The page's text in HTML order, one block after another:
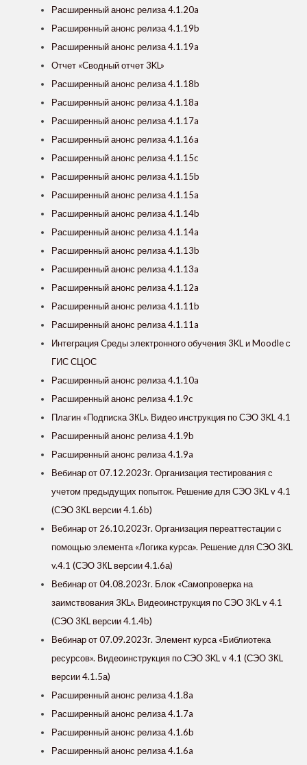
Расширенный анонс релиза 4.1.20a
Расширенный анонс релиза 4.1.19b
Расширенный анонс релиза 4.1.19a
Отчет «Сводный отчет 3KL»
Расширенный анонс релиза 4.1.18b
Расширенный анонс релиза 4.1.18a
Расширенный анонс релиза 4.1.17a
Расширенный анонс релиза 4.1.16a
Расширенный анонс релиза 4.1.15c
Расширенный анонс релиза 4.1.15b
Расширенный анонс релиза 4.1.15a
Расширенный анонс релиза 4.1.14b
Расширенный анонс релиза 4.1.14a
Расширенный анонс релиза 4.1.13b
Расширенный анонс релиза 4.1.13a
Расширенный анонс релиза 4.1.12a
Расширенный анонс релиза 4.1.11b
Расширенный анонс релиза 4.1.11a
Интеграция Cреды электронного обучения 3KL и Moodle с
ГИС СЦОС
Расширенный анонс релиза 4.1.10a
Расширенный анонс релиза 4.1.9c
Плагин «Подписка 3КL». Видео инструкция по СЭО 3KL 4.1
Расширенный анонс релиза 4.1.9b
Расширенный анонс релиза 4.1.9a
Вебинар от 07.12.2023г. Организация тестирования с
учетом предыдущих попыток. Решение для СЭО 3KL v 4.1
(СЭО 3КL версии 4.1.6b)
Вебинар от 26.10.2023г. Организация переаттестации с
помощью элемента «Логика курса». Решение для СЭО 3KL
v.4.1 (СЭО 3КL версии 4.1.6а)
Вебинар от 04.08.2023г. Блок «‎Самопроверка на
заимствования 3KL»‎. Видеоинструкция по СЭО 3KL v 4.1
(СЭО 3КL версии 4.1.4b)
Вебинар от 07.09.2023г. Элемент курса «‎Библиотека
ресурсов»‎. Видеоинструкция по СЭО 3KL v 4.1 (СЭО 3КL
версии 4.1.5а)
Расширенный анонс релиза 4.1.8a
Расширенный анонс релиза 4.1.7a
Расширенный анонс релиза 4.1.6b
Расширенный анонс релиза 4.1.6a